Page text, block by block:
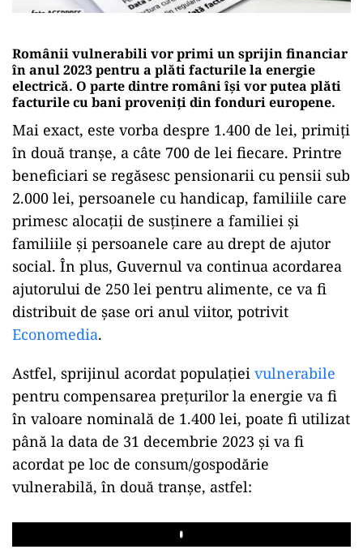
Românii vulnerabili vor primi un sprijin financiar
în anul 2023 pentru a plăti facturile la energie
electrică. O parte dintre români își vor putea plăti
facturile cu bani proveniți din fonduri europene.
Mai exact, este vorba despre 1.400 de lei, primiți
în două tranșe, a câte 700 de lei fiecare. Printre
beneficiari se regăsesc pensionarii cu pensii sub
2.000 lei, persoanele cu handicap, familiile care
primesc alocații de susținere a familiei și
familiile și persoanele care au drept de ajutor
social. În plus, Guvernul va continua acordarea
ajutorului de 250 lei pentru alimente, ce va fi
distribuit de șase ori anul viitor, potrivit
Economedia.
Astfel, sprijinul acordat populației vulnerabile
pentru compensarea prețurilor la energie va fi
în valoare nominală de 1.400 lei, poate fi utilizat
până la data de 31 decembrie 2023 și va fi
acordat pe loc de consum/gospodărie
vulnerabilă, în două tranșe, astfel:
Play